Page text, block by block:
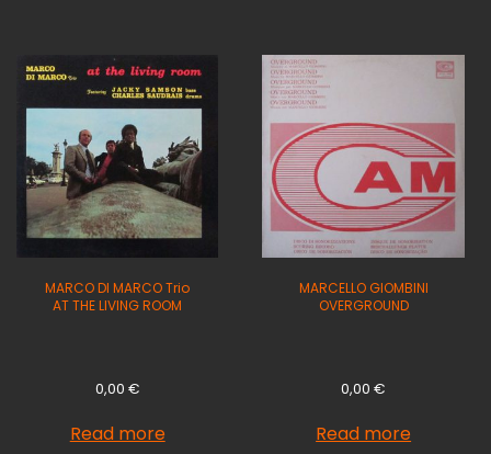
MARCO DI MARCO Trio
AT THE LIVING ROOM
0,00 €
Read more
MARCELLO GIOMBINI
OVERGROUND
0,00€
Read more